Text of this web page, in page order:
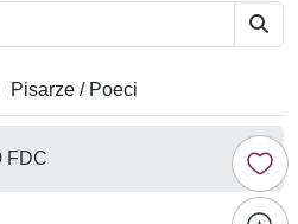
Pisarze / Poeci